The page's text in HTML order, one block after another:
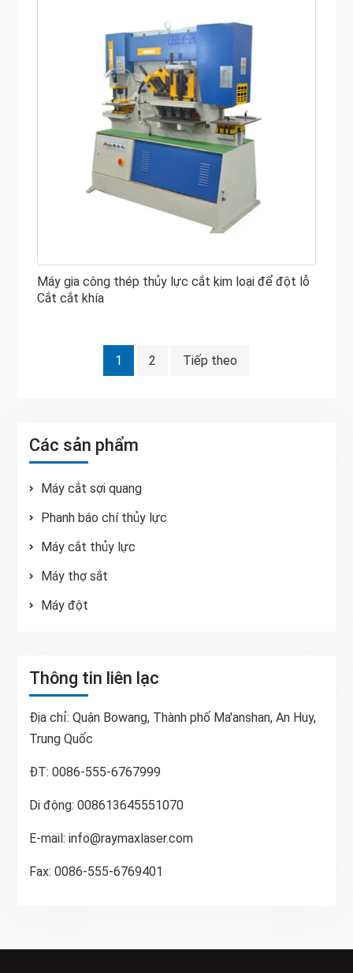
Máy gia công thép thủy lực cắt kim loại để đột lỗ
Cắt cắt khía
1 2 Tiếp theo
Các sản phẩm
Máy cắt sợi quang
Phanh báo chí thủy lực
Máy cắt thủy lực
Máy thợ sắt
Máy đột
Thông tin liên lạc
Địa chỉ: Quận Bowang, Thành phố Ma'anshan, An Huy,
Trung Quốc
ĐT: 0086-555-6767999
Di động: 008613645551070
E-mail: info@raymaxlaser.com
Fax: 0086-555-6769401